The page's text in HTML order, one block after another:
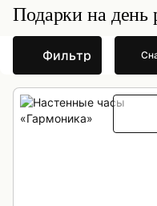
Подарки на день
Фильтр